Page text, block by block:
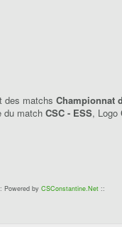
des matchs Championnat
du match CSC - ESS, Logo
Powered by CSConstantine.Net::